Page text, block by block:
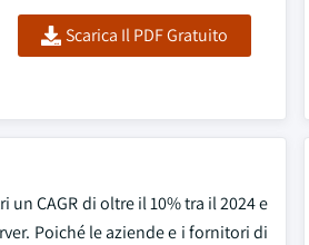
Scarica Il PDF Gratuito
CAGR di oltre il 10% tra il 2024 e
Poiché le aziende e i fornitori di